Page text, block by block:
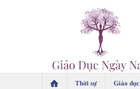
Thời sự Giáo dục